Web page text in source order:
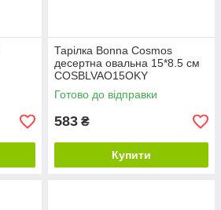
Тарілка Bonna Cosmos
десертна овальна 15*8.5 см
COSBLVAO15OKY
Готово до відправки
583 ₴
Купити